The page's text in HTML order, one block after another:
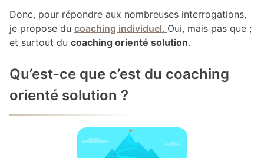
Donc, pour répondre aux nombreuses interrogations,
je propose du coaching individuel. Oui, mais pas que ;
et surtout du coaching orienté solution.
Qu’est-ce que c’est du coaching
orienté solution ?